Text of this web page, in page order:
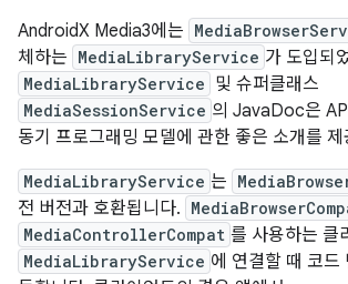
AndroidX Media3에는
체하는 MediaLibraryService 가 도입되
MediaLibraryService 및 슈퍼클래스
MediaSessionService 의 JavaDoc은
동기 프로그래밍 모델에 관한 좋은 소개를 제
MediaLibraryService 는
전 버전과 호환됩니다.
MediaControllerCompat 를 사용하는 클
MediaLibraryService 에 연결할 때 코드